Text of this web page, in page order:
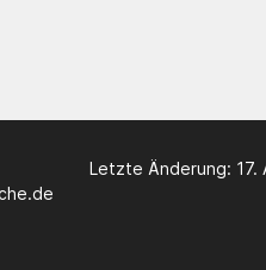
Letzte Änderung: 17.